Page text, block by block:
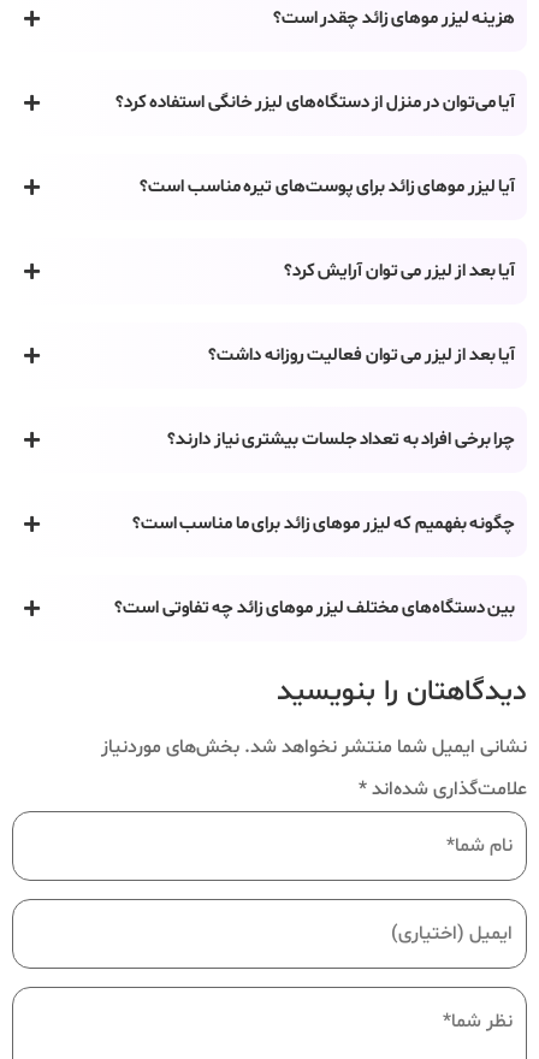
هزینه لیزر موهای زائد چقدر است؟
آیا می‌توان در منزل از دستگاه‌های لیزر خانگی استفاده کرد؟
آیا لیزر موهای زائد برای پوست‌های تیره مناسب است؟
آیا بعد از لیزر می توان آرایش کرد؟
آیا بعد از لیزر می توان فعالیت‌ روزانه داشت؟
چرا برخی افراد به تعداد جلسات بیشتری نیاز دارند؟
چگونه بفهمیم که لیزر موهای زائد برای ما مناسب است؟
بین دستگاه‌های مختلف لیزر موهای زائد چه تفاوتی است؟
دیدگاهتان را بنویسید
نشانی ایمیل شما منتشر نخواهد شد. بخش‌های موردنیاز
علامت‌گذاری شده‌اند*